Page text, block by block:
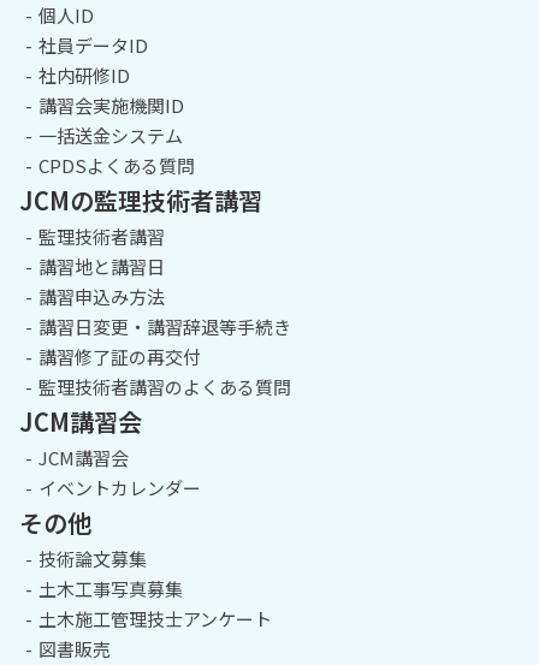
個人ID
社員データID
社内研修ID
講習会実施機関ID
一括送金システム
CPDSよくある質問
JCMの監理技術者講習
監理技術者講習
講習地と講習日
講習申込み方法
講習日変更・講習辞退等手続き
講習修了証の再交付
監理技術者講習のよくある質問
JCM講習会
JCM講習会
イベントカレンダー
その他
技術論文募集
土木工事写真募集
土木施工管理技士アンケート
図書販売